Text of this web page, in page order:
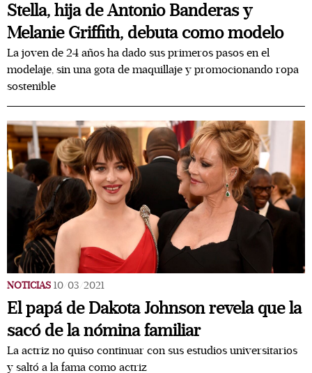
Stella, hija de Antonio Banderas y
Melanie Griffith, debuta como modelo
La joven de 24 años ha dado sus primeros pasos en el
modelaje, sin una gota de maquillaje y promocionando ropa
sostenible
NOTICIAS 10/03/2021
El papá de Dakota Johnson revela que la
sacó de la nómina familiar
La actriz no quiso continuar con sus estudios universitarios
y saltó a la fama como actriz